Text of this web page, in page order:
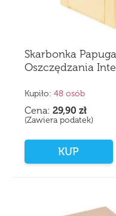
Skarbonka
Oszczędzania
Kupiło: 48 osób
Cena: 29,90 zł
(Zawiera podatek)
KUP